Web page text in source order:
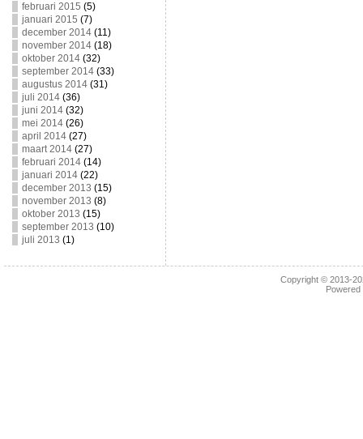
februari 2015 (5)
januari 2015 (7)
december 2014(11)
november 2014(18)
oktober 2014(32)
september 2014(33)
augustus 2014(31)
juli 2014(36)
juni 2014(32)
mei 2014(26)
april 2014(27)
maart 2014(27)
februari 2014(14)
januari 2014(22)
december 2013 (15)
november 2013 (8)
oktober 2013 (15)
september 2013 (10)
juli 2013 (1)
Copyright © 2013-